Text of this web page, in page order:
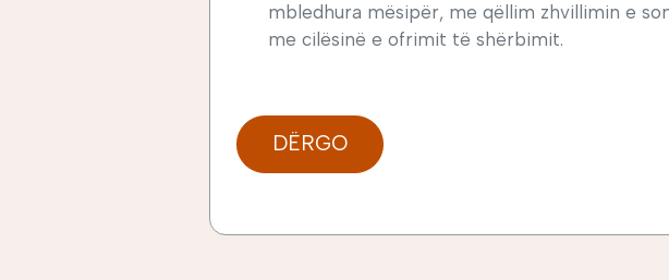
mbledhura mësipër, me qëllim zhvillimin e
me cilësinë e ofrimit të shërbimit.
DËRGO